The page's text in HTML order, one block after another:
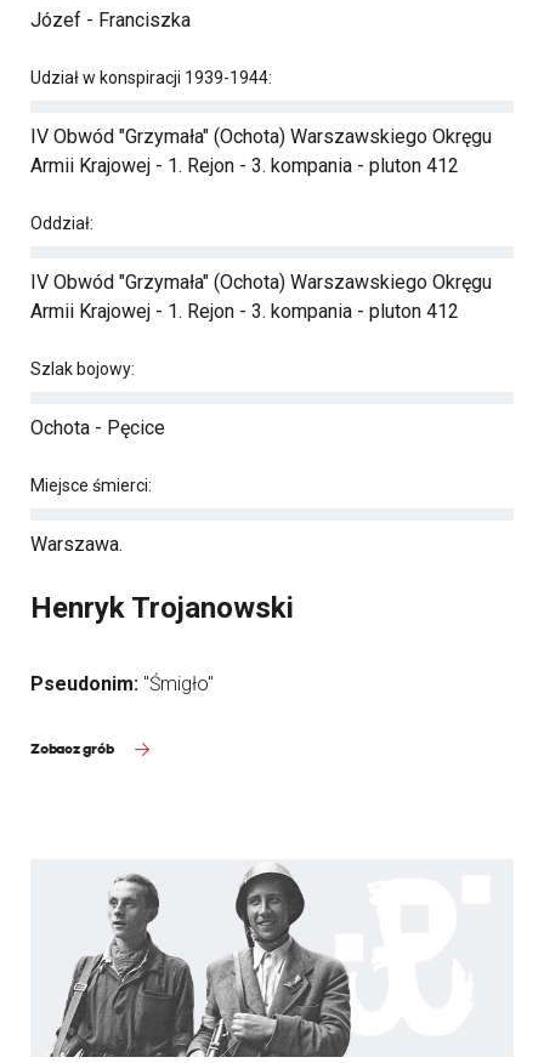
Józef - Franciszka
Udział w konspiracji 1939-1944:
IV Obwód "Grzymała" (Ochota) Warszawskiego Okręgu
Armii Krajowej - 1. Rejon - 3. kompania - pluton 412
Oddział:
IV Obwód "Grzymała" (Ochota) Warszawskiego Okręgu
Armii Krajowej - 1. Rejon - 3. kompania - pluton 412
Szlak bojowy:
Ochota - Pęcice
Miejsce śmierci:
Warszawa.
Henryk Trojanowski
Pseudonim: "Śmigło"
Zobacz grób